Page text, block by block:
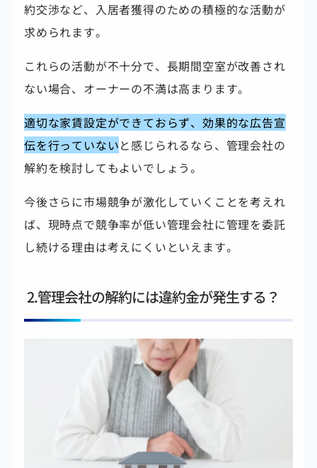
約交渉など、入居者獲得のための積極的な活動が
求められます。
これらの活動が不十分で、長期間空室が改善され
ない場合、オーナーの不満は高まります。
適切な家賃設定ができておらず、効果的な広告宣
伝を行っていないと感じられるなら、管理会社の
解約を検討してもよいでしょう。
今後さらに市場競争が激化していくことを考えれ
ば、現時点で競争率が低い管理会社に管理を委託
し続ける理由は考えにくいといえます。
2.管理会社の解約には違約金が発生する？